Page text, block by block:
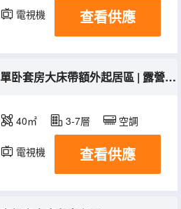
電視機 查看供應
單卧套房大床帶額外起居區 | 露營設備
40㎡ 3-7層 空調
電視機 查看供應